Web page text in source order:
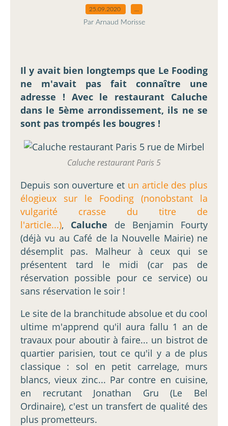
25.09.2020
Par Arnaud Morisse
Il y avait bien longtemps que Le Fooding
ne m'avait pas fait connaître une
adresse ! Avec le restaurant Caluche
dans le 5ème arrondissement, ils ne se
sont pas trompés les bougres !
Caluche restaurant Paris 5
Depuis son ouverture et un article des plus
élogieux sur le Fooding (nonobstant la
vulgarité crasse du titre de
l'article...), Caluche de Benjamin Fourty
(déjà vu au Café de la Nouvelle Mairie) ne
désemplit pas. Malheur à ceux qui se
présentent tard le midi (car pas de
réservation possible pour ce service) ou
sans réservation le soir !
Le site de la branchitude absolue et du cool
ultime m'apprend qu'il aura fallu 1 an de
travaux pour aboutir à faire... un bistrot de
quartier parisien, tout ce qu'il y a de plus
classique : sol en petit carrelage, murs
blancs, vieux zinc... Par contre en cuisine,
en recrutant Jonathan Gru (Le Bel
Ordinaire), c'est un transfert de qualité des
plus prometteurs.